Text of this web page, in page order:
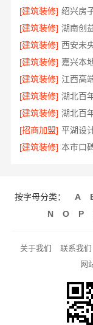
[建筑装修]
[建筑装修] 湖南创
[建筑装修]
[建筑装修]
[建筑装修]
[建筑装修]
[建筑装修]
[招商加盟]
[建筑装修]
按字母分类： A
N
O P
关于我们 联系我们
网